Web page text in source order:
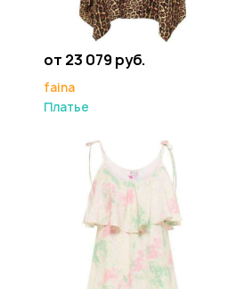
от 23 079 руб.
faina
Платье